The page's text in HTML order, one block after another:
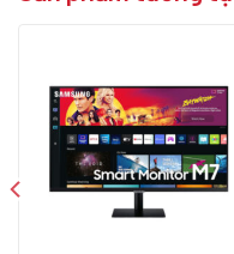
Tỷ lệ tương phản
Cổng giao tiếp
Phụ kiện kèm theo
Xem thêm cấu hình chi tiết